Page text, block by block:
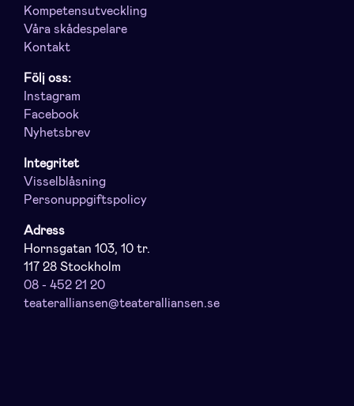
Kompetensutveckling
Våra skådespelare
Kontakt
Följ oss:
Instagram
Facebook
Nyhetsbrev
Integritet
Visselblåsning
Personuppgiftspolicy
Adress
Hornsgatan 103, 10 tr.
117 28 Stockholm
08 - 452 21 20
teateralliansen@teateralliansen.se